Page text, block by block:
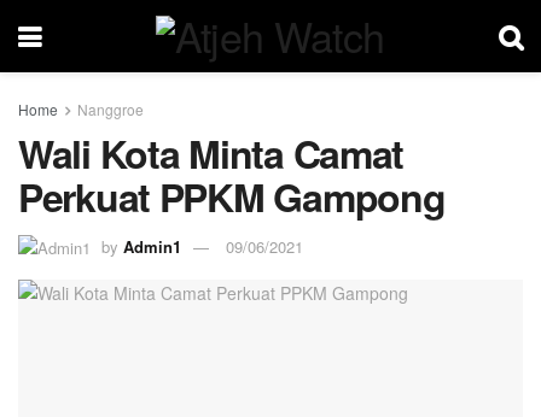
Home Nanggroe
Wali Kota Minta Camat
Perkuat PPKM Gampong
by Admin1 09/06/2021